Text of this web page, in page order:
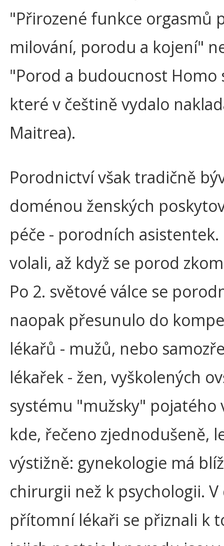
"Přirozené funkce orgasmů
milování, porodu a kojení"
"Porod a budoucnost Homo
které v češtině vydalo
Maitrea).
Porodnictví však tradičně
doménou ženských
péče - porodních asistentek.
volali, až když se porod
Po 2. světové válce se
naopak přesunulo do
lékařů - mužů, nebo
lékařek - žen, vyškolených
systému "mužsky" pojatého
kde, řečeno zjednodušeně,
výstižně: gynekologie má
chirurgii než k psychologii.
přítomní lékaři se přiznali k